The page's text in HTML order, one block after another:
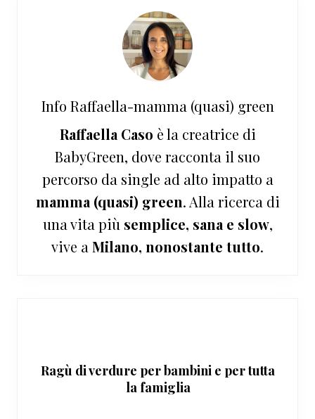
Info Raffaella-mamma (quasi) green
Raffaella Caso è la creatrice di
BabyGreen, dove racconta il suo
percorso da single ad alto impatto a
mamma (quasi) green. Alla ricerca di
una vita più semplice, sana e slow,
vive a Milano, nonostante tutto.
Ragù di verdure per bambini e per tutta
la famiglia